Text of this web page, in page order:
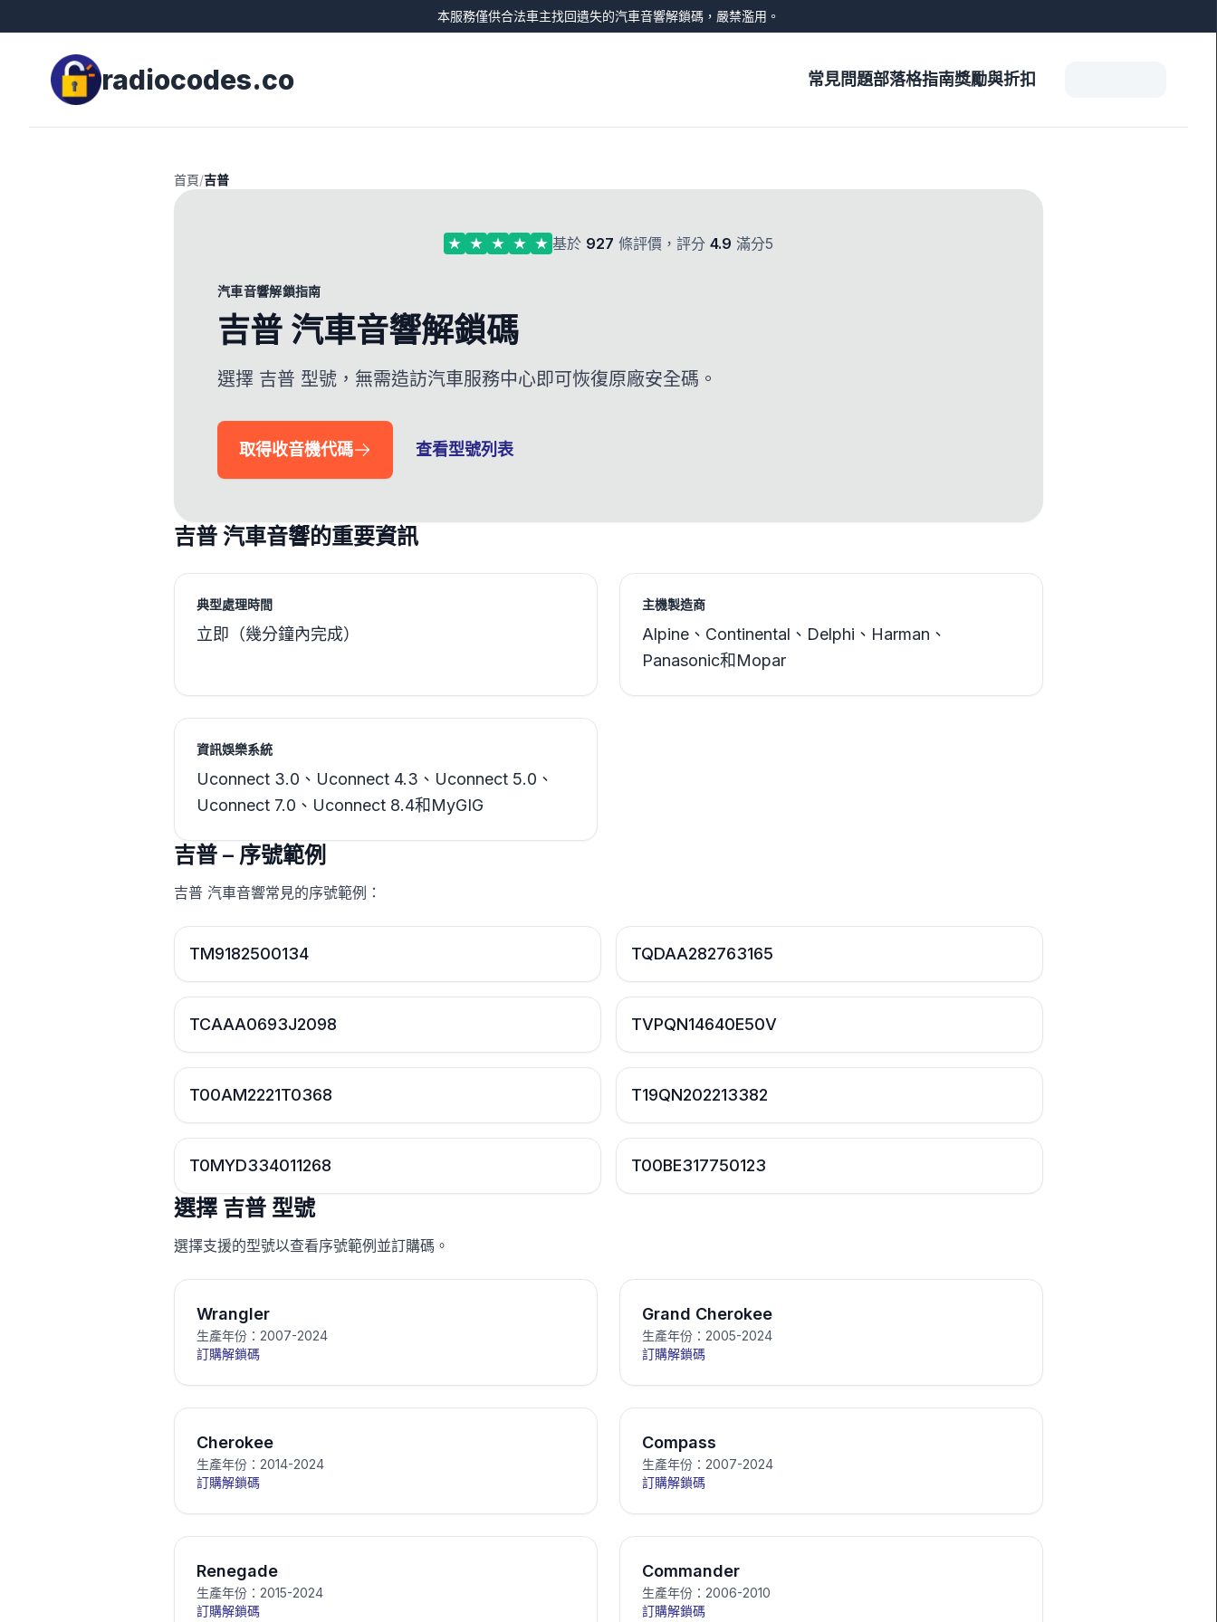
本服務僅供合法車主找回遺失的汽車音響解鎖碼，嚴禁濫用。
radiocodes.co 常見問題部落格指南獎勵與折扣
首頁/吉普
基於 927 條評價，評分 4.9 滿分5
汽車音響解鎖指南
吉普 汽車音響解鎖碼
選擇 吉普 型號，無需造訪汽車服務中心即可恢復原廠安全碼。
取得收音機代碼 查看型號列表
吉普 汽車音響的重要資訊
典型處理時間
立即（幾分鐘內完成）
主機製造商
Alpine、Continental、Delphi、Harman、
Panasonic和Mopar
資訊娛樂系統
Uconnect 3.0、Uconnect 4.3、Uconnect 5.0、
Uconnect 7.0、Uconnect 8.4和MyGIG
吉普 – 序號範例
吉普 汽車音響常見的序號範例：
TM9182500134 TQDAA282763165
TCAAA0693J2098 TVPQN14640E50V
T00AM2221T0368 T19QN202213382
T0MYD334011268 T00BE317750123
選擇 吉普 型號
選擇支援的型號以查看序號範例並訂購碼。
Wrangler
生產年份：2007-2024
訂購解鎖碼
Grand Cherokee
生產年份：2005-2024
訂購解鎖碼
Cherokee
生產年份：2014-2024
訂購解鎖碼
Compass
生產年份：2007-2024
訂購解鎖碼
Renegade
生產年份：2015-2024
訂購解鎖碼
Commander
生產年份：2006-2010
訂購解鎖碼